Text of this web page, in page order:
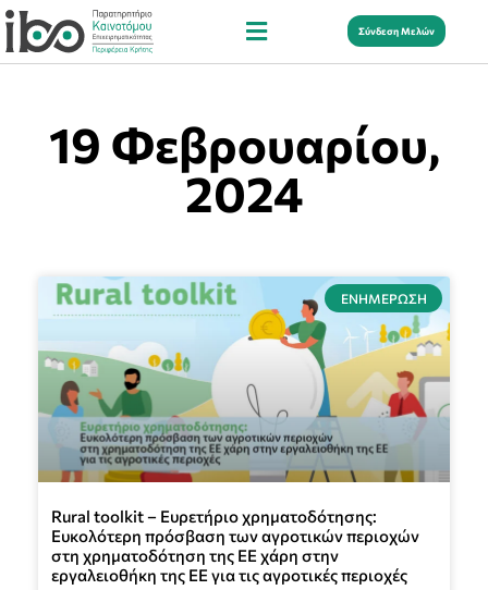
Σύνδεση Μελών
19 Φεβρουαρίου,
2024
ΕΝΗΜΈΡΩΣΗ
Rural toolkit – Ευρετήριο χρηματοδότησης:
Ευκολότερη πρόσβαση των αγροτικών περιοχών
στη χρηματοδότηση της ΕΕ χάρη στην
εργαλειοθήκη της ΕΕ για τις αγροτικές περιοχές